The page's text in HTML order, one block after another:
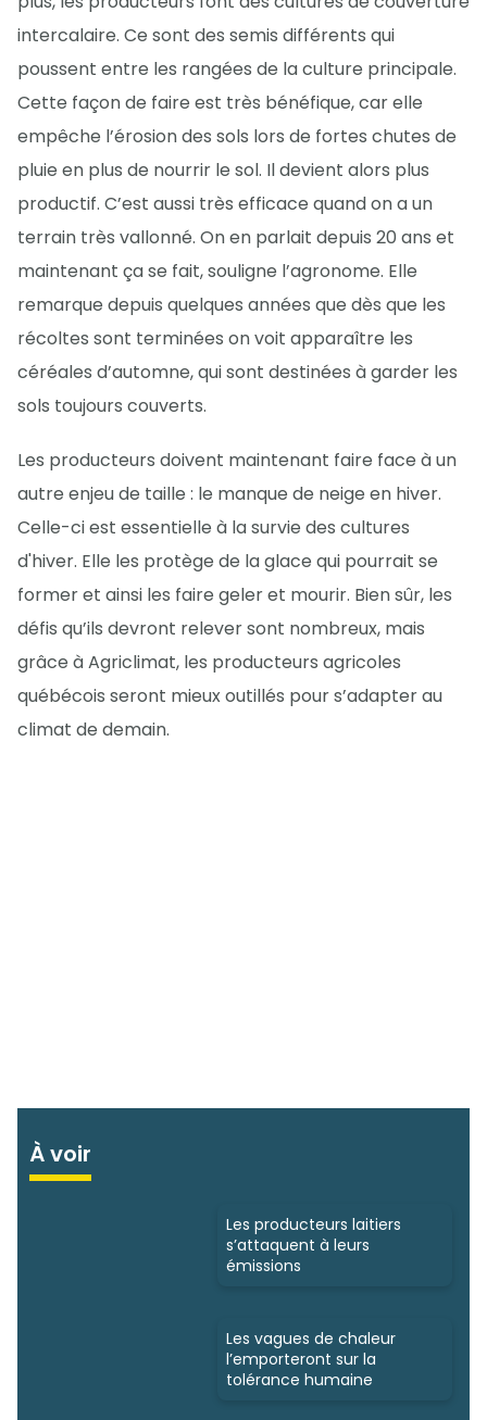
intercalaire. Ce sont des semis différents qui
poussent entre les rangées de la culture principale.
Cette façon de faire est très bénéfique, car elle
empêche l’érosion des sols lors de fortes chutes de
pluie en plus de nourrir le sol. Il devient alors plus
productif. C’est aussi très efficace quand on a un
terrain très vallonné. On en parlait depuis 20 ans et
maintenant ça se fait, souligne l’agronome. Elle
remarque depuis quelques années que dès que les
récoltes sont terminées on voit apparaître les
céréales d’automne, qui sont destinées à garder les
sols toujours couverts.
Les producteurs doivent maintenant faire face à un
autre enjeu de taille : le manque de neige en hiver.
Celle-ci est essentielle à la survie des cultures
d'hiver. Elle les protège de la glace qui pourrait se
former et ainsi les faire geler et mourir. Bien sûr, les
défis qu’ils devront relever sont nombreux, mais
grâce à Agriclimat, les producteurs agricoles
québécois seront mieux outillés pour s’adapter au
climat de demain.
À voir
Les producteurs laitiers
s’attaquent à leurs
émissions
Les vagues de chaleur
l’emporteront sur la
tolérance humaine